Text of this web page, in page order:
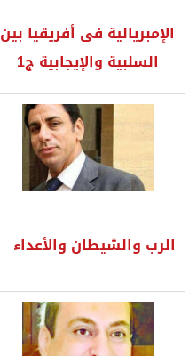
الإمبريالية فى أفريقيا بين
السلبية والإيجابية ج1
الرب والشيطان والأعداء